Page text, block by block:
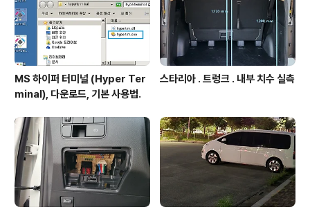
MS 하이퍼 터미널 (Hyper Ter
minal), 다운로드, 기본 사용법.
스타리아 . 트렁크 . 내부 치수 실측